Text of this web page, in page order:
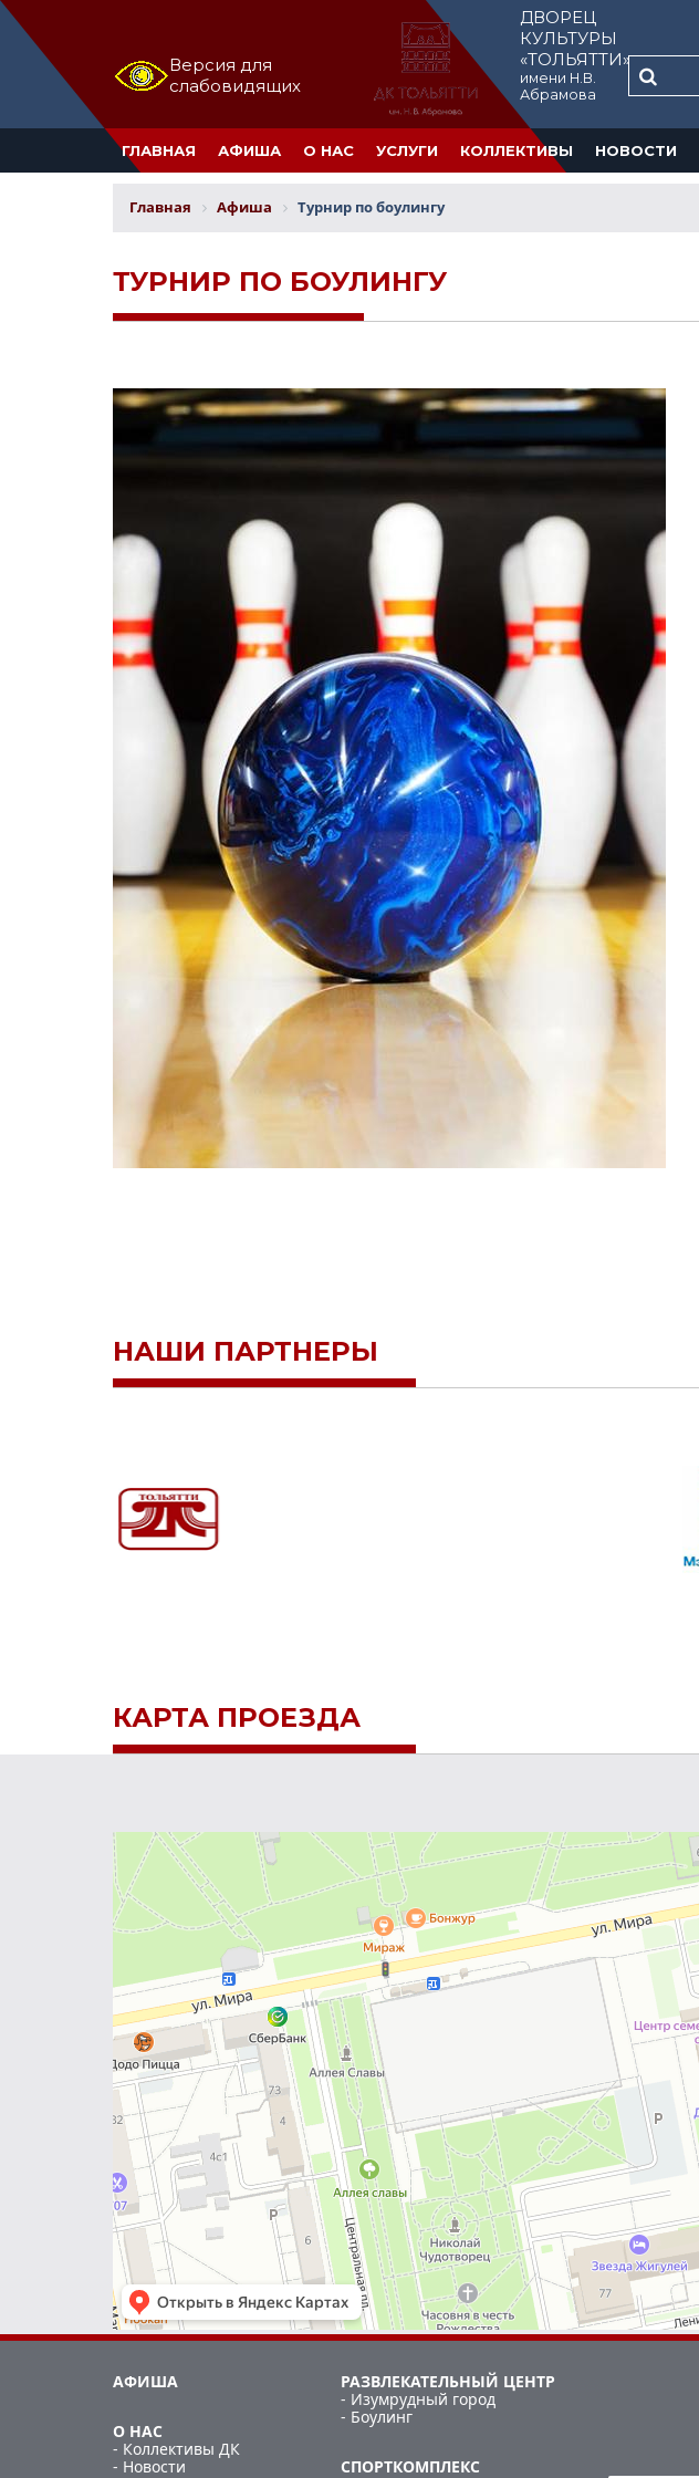
Версия для
слабовидящих
ДВОРЕЦ
КУЛЬТУРЫ
«ТОЛЬЯТТИ»
имени Н.В.
Абрамова
ГЛАВНАЯ АФИША О НАС УСЛУГИ КОЛЛЕКТИВЫ НОВОСТИ
Главная Афиша Турнир по боулингу
ТУРНИР ПО БОУЛИНГУ
НАШИ ПАРТНЕРЫ
КАРТА ПРОЕЗДА
АФИША
О НАС
- Коллективы ДК
- Новости
РАЗВЛЕКАТЕЛЬНЫЙ ЦЕНТР
- Изумрудный город
- Боулинг
СПОРТКОМПЛЕКС